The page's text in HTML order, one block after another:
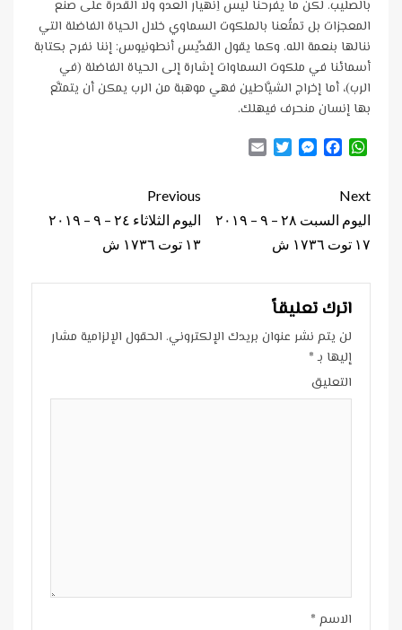
بالصليب. لكن ما يفرحنا ليس اِنهيار العدو ولا القدرة على صنع
المعجزات بل تمتُعنا بالملكوت السماوي خلال الحياة الفاضلة التي
ننالها بنعمة الله. وكما يقول القدِّيس أنطونيوس: إننا نفرح بكتابة
أسمائنا في ملكوت السماوات إشارة إلى الحياة الفاضلة (في
الرب)، أما إخراج الشيَّاطين فهي موهبة من الرب يمكن أن يتمتَّع
بها إنسان منحرف فيهلك.
WhatsApp
Facebook
Messenger
Twitter
Continue
Reading
Previous
اليوم الثلاثاء ٢٤ – ٩ – ٢٠١٩
١٣ توت ١٧٣٦ ش
Next
اليوم السبت ٢٨ – ٩ – ٢٠١٩
١٧ توت ١٧٣٦ ش
اترك تعليقاً
لن يتم نشر عنوان بريدك الإلكتروني. الحقول الإلزامية مشار
إليها بـ*
التعليق
الاسم *